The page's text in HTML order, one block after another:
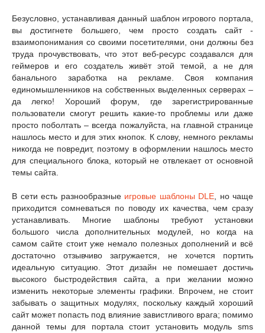
Безусловно, устанавливая данный шаблон игрового портала,
вы достигнете большего, чем просто создать сайт -
взаимопонимания со своими посетителями, они должны без
труда прочувствовать, что этот веб-ресурс создавался для
геймеров и его создатель живёт этой темой, а не для
банального заработка на рекламе. Своя компания
единомышленников на собственных выделенных серверах –
да легко! Хороший форум, где зарегистрированные
пользователи смогут решить какие-то проблемы или даже
просто поболтать – всегда пожалуйста, на главной странице
нашлось место и для этих кнопок. К слову, немного рекламы
никогда не повредит, поэтому в оформлении нашлось место
для специального блока, который не отвлекает от основной
темы сайта.
В сети есть разнообразные игровые шаблоны DLE , но чаще
приходится сомневаться по поводу их качества, чем сразу
устанавливать. Многие шаблоны требуют установки
большого числа дополнительных модулей, но когда на
самом сайте стоит уже немало полезных дополнений и всё
достаточно отзывчиво загружается, не хочется портить
идеальную ситуацию. Этот дизайн не помешает достичь
высокого быстродействия сайта, а при желании можно
изменить некоторые элементы графики. Впрочем, не стоит
забывать о защитных модулях, поскольку каждый хороший
сайт может попасть под влияние завистливого врага; помимо
данной темы для портала стоит установить модуль sms